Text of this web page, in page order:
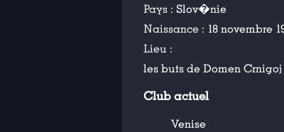
Pays : Slov�nie
Naissance : 18 novembre
Lieu :
les buts de Domen Crnigoj
Club actuel
Venise